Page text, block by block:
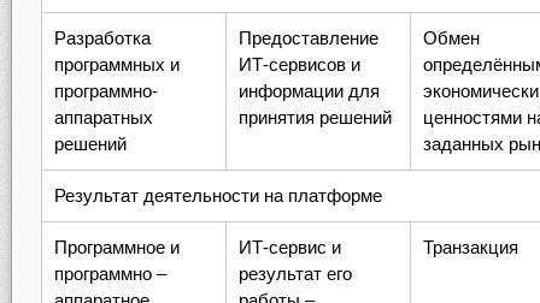
Разработка
программных и
программно-
аппаратных
решений
Предоставление
ИТ-сервисов и
информации для
принятия решений
Обмен
ценностями
заданных
Результат деятельности на платформе
Программное и
программно –
ИТ-сервис и
результат его
Транзакция